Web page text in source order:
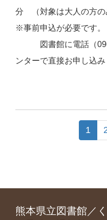
分 （対象は大人の方の
※事前申込が必要です。
図書館に電話（096-
ンターで直接お申し込み
1
熊本県立図書館／